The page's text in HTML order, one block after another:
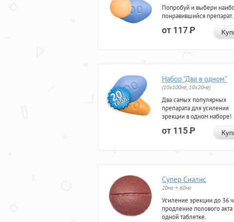
Попробуй и выбери
понравившийся препарат.
от 117Р
Набор "Два в одном"
(10x100мг, 10x20мг)
Два самых популярных
препарата для усиления
эрекции в одном наборе!
от 115Р
Супер Сиалис
20мг + 60мг
Усиление эрекции до 36
продление полового акта
одной таблетке.